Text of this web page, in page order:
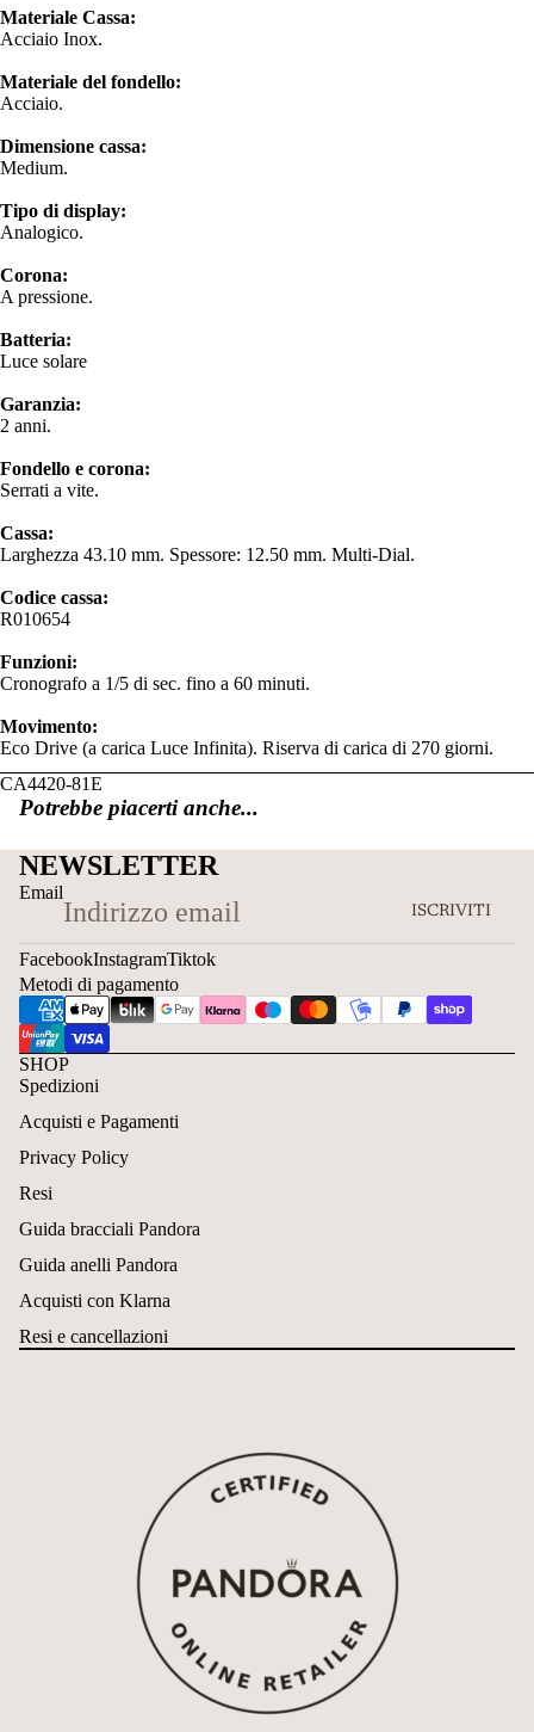
Materiale Cassa:
Acciaio Inox.
Materiale del fondello:
Acciaio.
Dimensione cassa:
Medium.
Tipo di display:
Analogico.
Corona:
A pressione.
Batteria:
Luce solare
Garanzia:
2 anni.
Fondello e corona:
Serrati a vite.
Cassa:
Larghezza 43.10 mm. Spessore: 12.50 mm. Multi-Dial.
Codice cassa:
R010654
Funzioni:
Cronografo a 1/5 di sec. fino a 60 minuti.
Movimento:
Eco Drive (a carica Luce Infinita). Riserva di carica di 270 giorni.
CA4420-81E
Potrebbe piacerti anche...
NEWSLETTER
Email
ISCRIVITI
FacebookInstagramTiktok
Metodi di pagamento
SHOP
Spedizioni
Acquisti e Pagamenti
Privacy Policy
Resi
Guida bracciali Pandora
Guida anelli Pandora
Acquisti con Klarna
Resi e cancellazioni
Informativa sui rimborsi